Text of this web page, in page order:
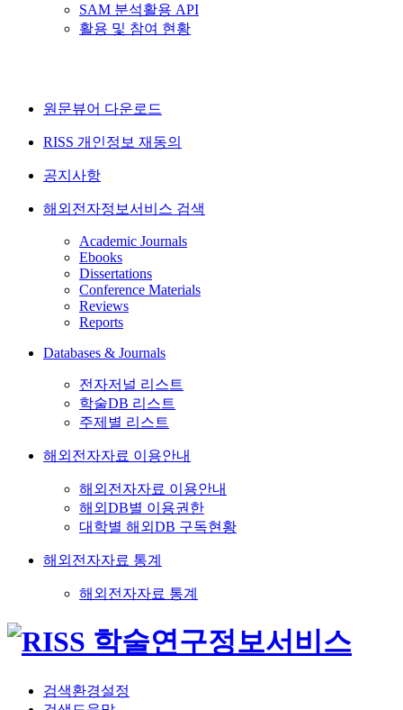
SAM 분석활용 API
활용 및 참여 현황
원문뷰어 다운로드
RISS 개인정보 재동의
공지사항
해외전자정보서비스 검색
Academic Journals
Ebooks
Dissertations
Conference Materials
Reviews
Reports
Databases & Journals
전자저널 리스트
학술DB 리스트
주제별 리스트
해외전자자료 이용안내
해외전자자료 이용안내
해외DB별 이용권한
대학별 해외DB 구독현황
해외전자자료 통계
해외전자자료 통계
검색환경설정